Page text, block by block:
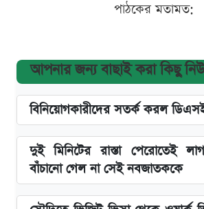
পাঠকের মতামত:
আপনার জন্য বাছাই করা কিছু
বিনিয়োগকারীদের সতর্ক করল
দুই মিনিটের রাস্তা পেরোতেই
বাঁচানো গেল না সেই নবজাতককে